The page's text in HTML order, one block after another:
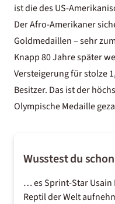
ist die des US-
Der Afro-Amerikaner
Goldmedaillen – sehr
Knapp 80 Jahre später
Versteigerung für stolze
Besitzer. Das ist der
Olympische Medaille
Wusstest du
… es Sprint-Star Usain
Reptil der Welt